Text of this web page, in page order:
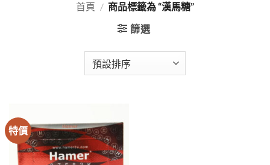
首頁 / 商品標籤為 “漢馬糖”
篩選
特價